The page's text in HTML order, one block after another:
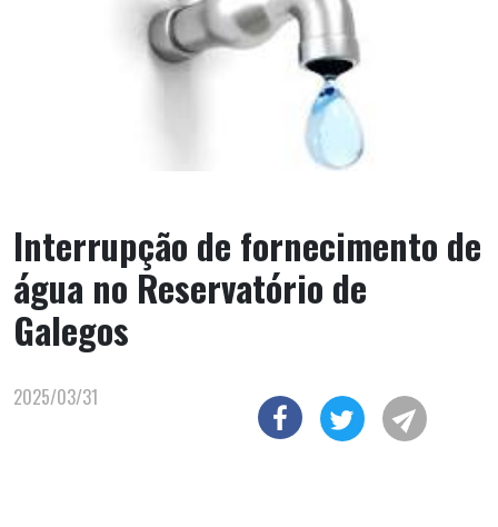
Interrupção de fornecimento de
água no Reservatório de
Galegos
2025/03/31